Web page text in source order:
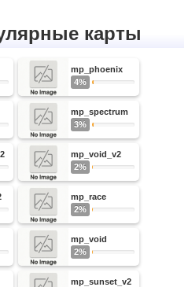
карты
mp_phoenix
4%
mp_spectrum
3%
mp_void_v2
2%
mp_race
2%
mp_void
2%
mp_sunset_v2